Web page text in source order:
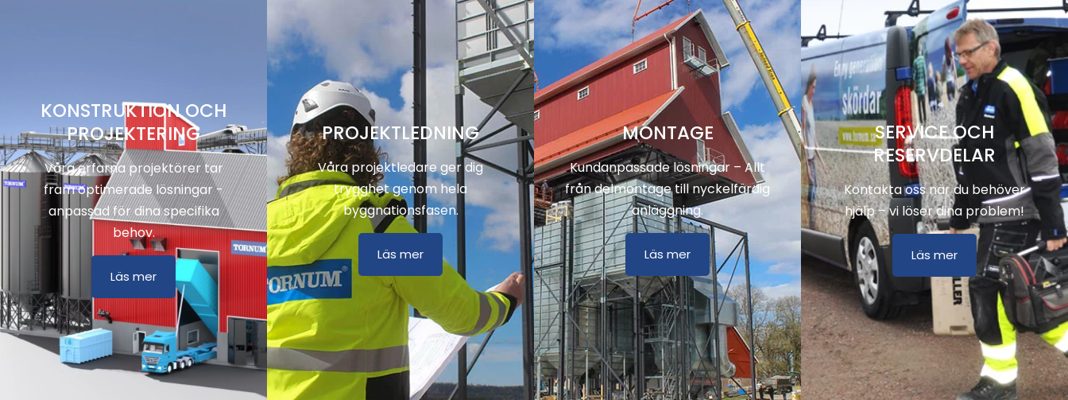
KONSTRUKTION OCH
PROJEKTERING
Våra erfarna projektörer tar
fram optimerade lösningar -
anpassad för dina specifika
behov.
Läs mer
PROJEKTLEDNING
Våra projektledare ger dig
trygghet genom hela
byggnationsfasen.
Läs mer
MONTAGE
Kundanpassade lösningar – Allt
från delmontage till nyckelfärdig
anläggning.
Läs mer
SERVICE OCH
RESERVDELAR
Kontakta oss när du behöver
hjälp – vi löser dina problem!
Läs mer